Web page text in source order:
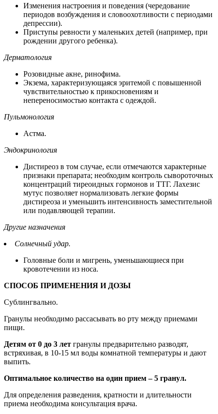
Изменения настроения и поведения (чередование
периодов возбуждения и словоохотливости с периодами
депрессии).
Приступы ревности у маленьких детей (например, при
рождении другого ребенка).
Дерматология
Розовидные акне, ринофима.
Экзема, характеризующаяся эритемой с повышенной
чувствительностью к прикосновениям и
непереносимостью контакта с одеждой.
Пульмонология
Астма.
Эндокринология
Дистиреоз в том случае, если отмечаются характерные
признаки препарата; необходим контроль сывороточных
концентраций тиреоидных гормонов и ТТГ. Лахезис
мутус позволяет нормализовать легкие формы
дистиреоза и уменьшить интенсивность заместительной
или подавляющей терапии.
Другие назначения
Солнечный удар.
Головные боли и мигрень, уменьшающиеся при
кровотечении из носа.
СПОСОБ ПРИМЕНЕНИЯ И ДОЗЫ
Сублингвально.
Гранулы необходимо рассасывать во рту между приемами
пищи.
Детям от 0 до 3 лет гранулы предварительно разводят,
встряхивая, в 10-15 мл воды комнатной температуры и дают
выпить.
Оптимальное количество на один прием – 5 гранул.
Для определения разведения, кратности и длительности
приема необходима консультация врача.